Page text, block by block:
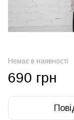
Немає в наявності
690 грн